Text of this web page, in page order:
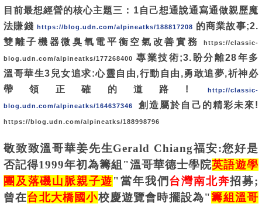
目前最想經營的核心主題三：1自己想通說通寫通做親歷魔
法賺錢https://blog.udn.com/alpineatks/188817208 的商業故事;2.
雙離子機器微臭氧電平衡空氣改善實務
https://classic-
blog.udn.com/alpineatks/177268400 專業技術;3.盼分離28年多
溫哥華生3兒女追求:心靈自由,行動自由,勇敢追夢,祈神必
帶領正確的道路!
http://classic-
blog.udn.com/alpineatks/164637346 創造屬於自己的精彩未來!
https://blog.udn.com/alpineatks/188998796
敬致致溫哥華姜先生Gerald Chiang福安:您好是
否記得1999年初為籌組"溫哥華德士學院英語遊學
團及落磯山脈親子遊"當年我們台灣南北奔招募;
曾在台北大橋國小校慶遊覽會時擺設為"籌組溫哥